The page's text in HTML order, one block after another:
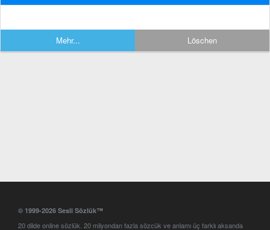
Mehr... Löschen
© 1999-2026 Sesli Sözlük™
20 dilde online sözlük. 20 milyondan fazla sözcük ve anlamı üç farklı aksanda